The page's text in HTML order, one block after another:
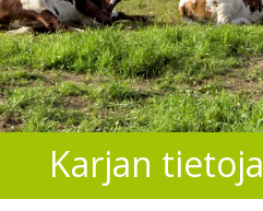
Karjan tietoja